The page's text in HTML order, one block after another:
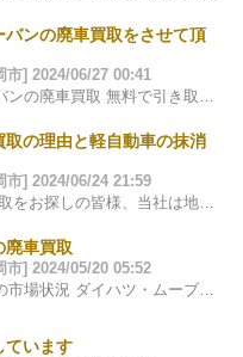
ンの廃車買取をさせて頂
市] 2024/06/27 00:41
早良区でスバルサンバーバンの廃車買取 無料で引き取りと抹消手続きを実施 この度、早良区でスバルサンバーバンの廃車買取を実施させていただきました…
の理由と軽自動車の抹消
市] 2024/06/24 21:59
はじめに 福岡市で廃車買取をお探しの皆様、当社は地元福岡を基点に信頼と実績を積み重ねて参りました。多くのお客様に支持される理由は、透明性の高い…
廃車買取
市] 2024/05/20 05:52
ムーブの特徴と廃車買取の市場状況 ダイハツ・ムーブは、そのコンパクトなサイズと経済性で多くのドライバーに愛されてきました。福岡市…
ています